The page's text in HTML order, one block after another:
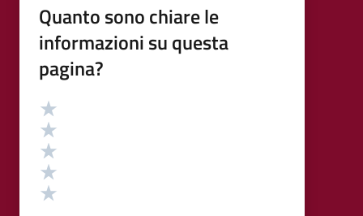
Quanto sono chiare le
informazioni su questa
pagina?
Valutazione